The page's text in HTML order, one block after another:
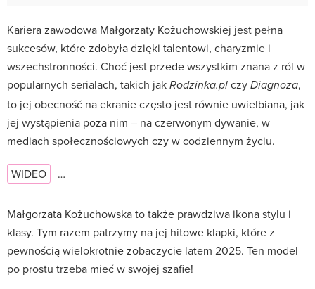
Kariera zawodowa Małgorzaty Kożuchowskiej jest pełna
sukcesów, które zdobyła dzięki talentowi, charyzmie i
wszechstronności. Choć jest przede wszystkim znana z ról w
popularnych serialach, takich jak Rodzinka.pl czy Diagnoza,
to jej obecność na ekranie często jest równie uwielbiana, jak
jej wystąpienia poza nim – na czerwonym dywanie, w
mediach społecznościowych czy w codziennym życiu.
WIDEO …
Małgorzata Kożuchowska to także prawdziwa ikona stylu i
klasy. Tym razem patrzymy na jej hitowe klapki, które z
pewnością wielokrotnie zobaczycie latem 2025. Ten model
po prostu trzeba mieć w swojej szafie!